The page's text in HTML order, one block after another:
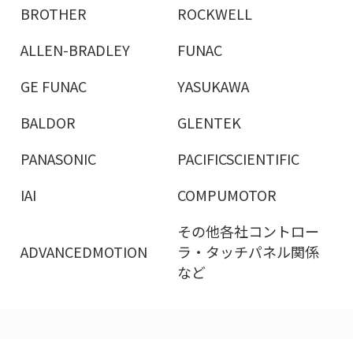
BROTHER
ROCKWELL
ALLEN-BRADLEY
FUNAC
GE FUNAC
YASUKAWA
BALDOR
GLENTEK
PANASONIC
PACIFICSCIENTIFIC
IAI
COMPUMOTOR
ADVANCEDMOTION
その他各社コントロー
ラ・タッチパネル関係
など